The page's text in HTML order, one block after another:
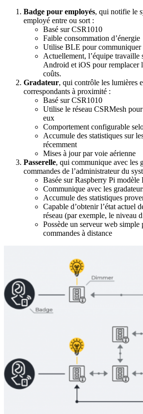
Badge pour employés, qui notifie le
employé entre ou sort :
Basé sur CSR1010
Faible consommation d’énergie
Utilise BLE pour communiquer
Actuellement, l’équipe travaille
Android et iOS pour remplacer
coûts.
Gradateur, qui contrôle les lumières
correspondants à proximité :
Basé sur CSR1010
Utilise le réseau CSRMesh
eux
Comportement configurable
Accumule des statistiques sur
récemment
Mises à jour par voie aérienne
Passerelle, qui communique avec les
commandes de l’administrateur du
Basée sur Raspberry Pi modèle
Communique avec les
Accumule des statistiques
Capable d’obtenir l’état actuel
réseau (par exemple, le niveau
Possède un serveur web simple
commandes à distance